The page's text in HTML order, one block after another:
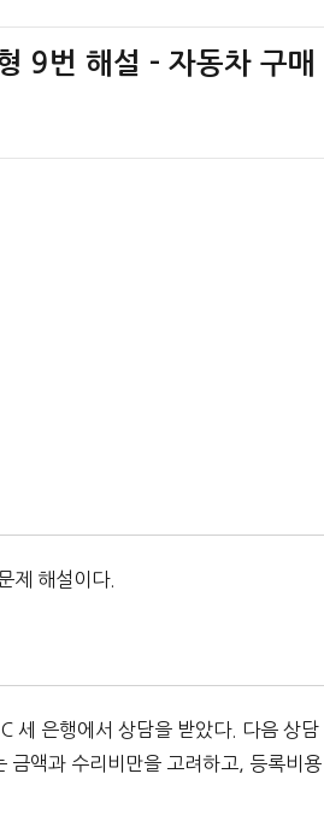
9번 해설 – 자동차 구매
제 해설이다.
은행에서 상담을 받았다. 다음 상담
액과 수리비만을 고려하고, 등록비